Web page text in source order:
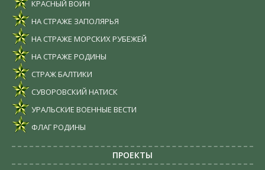
КРАСНЫЙ ВОИН
НА СТРАЖЕ ЗАПОЛЯРЬЯ
НА СТРАЖЕ МОРСКИХ РУБЕЖЕЙ
НА СТРАЖЕ РОДИНЫ
СТРАЖ БАЛТИКИ
СУВОРОВСКИЙ НАТИСК
УРАЛЬСКИЕ ВОЕННЫЕ ВЕСТИ
ФЛАГ РОДИНЫ
ПРОЕКТЫ